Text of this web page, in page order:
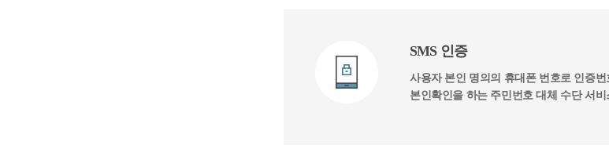
SMS 인증
사용자 본인 명의의 휴대폰 번호로 인증번
본인확인을 하는 주민번호 대체 수단 서비